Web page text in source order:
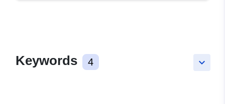
keyboard_arrow_down
Keywords 4